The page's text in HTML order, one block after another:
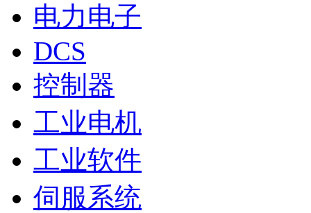
电力电子
DCS
控制器
工业电机
工业软件
伺服系统